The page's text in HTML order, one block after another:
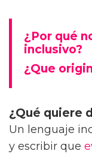
¿Por qué
inclusivo?
¿Que
¿Qué quiere
Un lenguaje
y escribir que